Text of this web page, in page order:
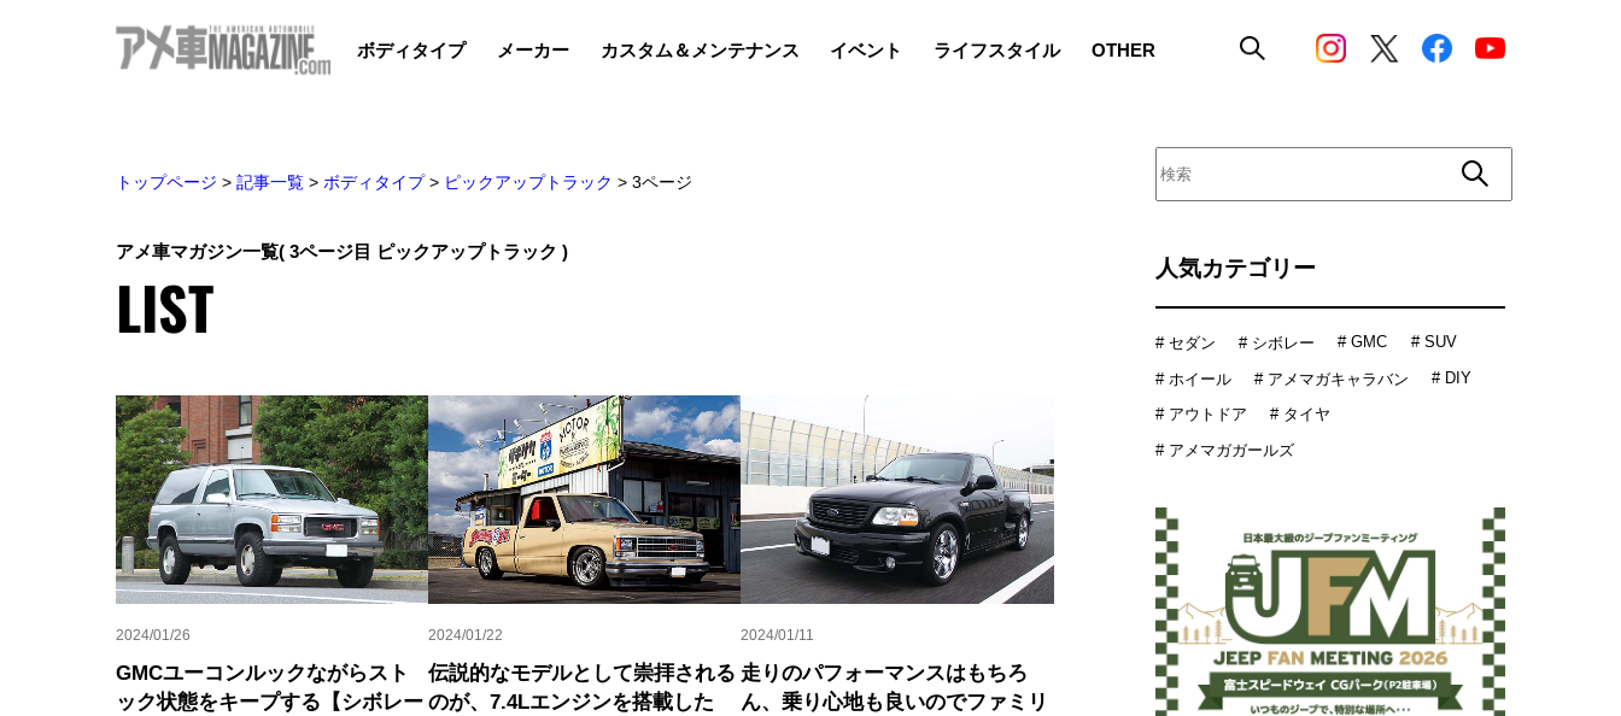
ボディタイプ メーカー カスタム＆メンテナンス イベント ライフスタイル OTHER
トップページ > 記事一覧 > ボディタイプ > ピックアップトラック > 3ページ
アメ車マガジン一覧( 3ページ目 ピックアップトラック )
LIST
2024/01/26
GMCユーコンルックながらスト
ック状態をキープする【シボレー
2024/01/22
伝説的なモデルとして崇拝される
のが、7.4Lエンジンを搭載した
2024/01/11
走りのパフォーマンスはもちろ
ん、乗り心地も良いのでファミリ
人気カテゴリー
# セダン # シボレー # GMC # SUV
# ホイール # アメマガキャラバン # DIY
# アウトドア
# タイヤ
# アメマガガールズ